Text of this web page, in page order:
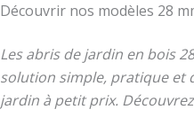
Découvrir nos modèles 28
Les abris de jardin en bois
solution simple, pratique et
jardin à petit prix.